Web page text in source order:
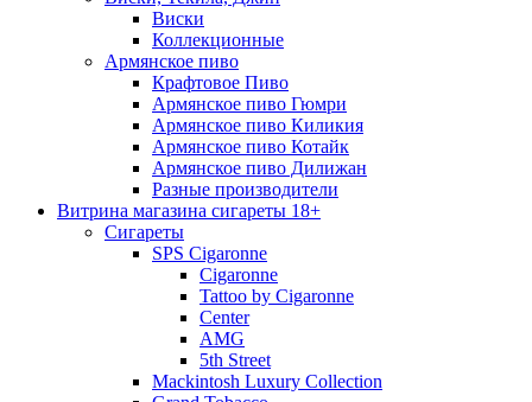
Виски
Коллекционные
Армянское пиво
Крафтовое Пиво
Армянское пиво Гюмри
Армянское пиво Киликия
Армянское пиво Котайк
Армянское пиво Дилижан
Разные производители
Витрина магазина сигареты 18+
Cигареты
SPS Cigaronne
Сigaronne
Tattoo by Cigaronne
Center
AMG
5th Street
Mackintosh Luxury Collection